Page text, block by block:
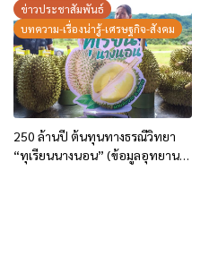
ข่าวประชาสัมพันธ์
บทความ-เรื่องน่ารู้-เศรษฐกิจ-สังคม
250 ล้านปี ต้นทุนทางธรณีวิทยา
“ทุเรียนนางนอน” (ข้อมูลอุทยาน